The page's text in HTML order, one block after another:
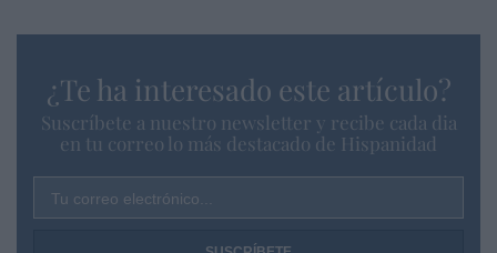
¿Te ha interesado este artículo?
Suscríbete a nuestro newsletter y recibe cada dia
en tu correo lo más destacado de Hispanidad
Tu correo electrónico...